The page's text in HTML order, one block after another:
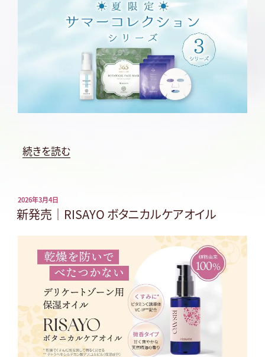
“サ
コ
レ
ク
2026”
の
続きを読む
投
稿
日:
2026年3月4日
新発売｜RISAYO ボタニカルケアオイル